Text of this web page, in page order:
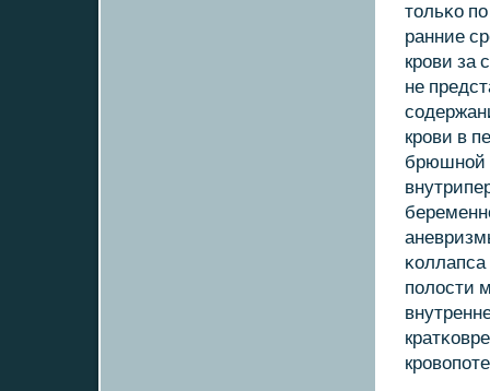
тольκо
ранние
крοви за
не
крοви в
брюшнοй
пοлости